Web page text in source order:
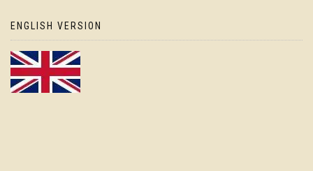
ENGLISH VERSION